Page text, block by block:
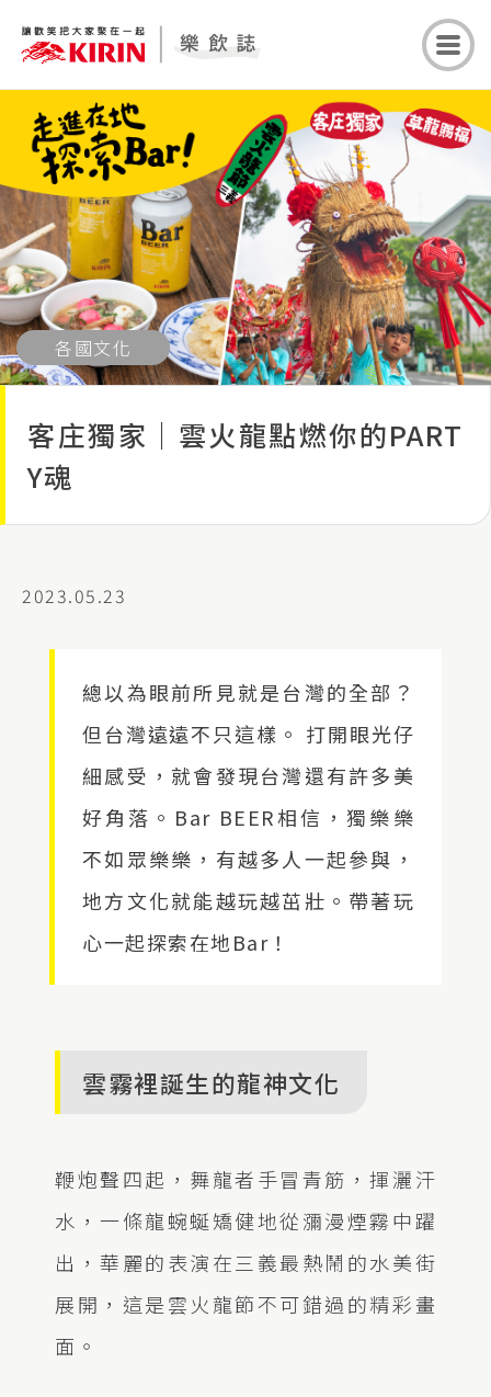
各國文化
客庄獨家｜雲火龍點燃你的PART
Y魂
2023.05.23
總以為眼前所見就是台灣的全部？
但台灣遠遠不只這樣。 打開眼光仔
細感受，就會發現台灣還有許多美
好角落。Bar BEER相信，獨樂樂
不如眾樂樂，有越多人一起參與，
地方文化就能越玩越茁壯。帶著玩
心一起探索在地Bar！
雲霧裡誕生的龍神文化
鞭炮聲四起，舞龍者手冒青筋，揮灑汗
水，一條龍蜿蜒矯健地從瀰漫煙霧中躍
出，華麗的表演在三義最熱鬧的水美街
展開，這是雲火龍節不可錯過的精彩畫
面。